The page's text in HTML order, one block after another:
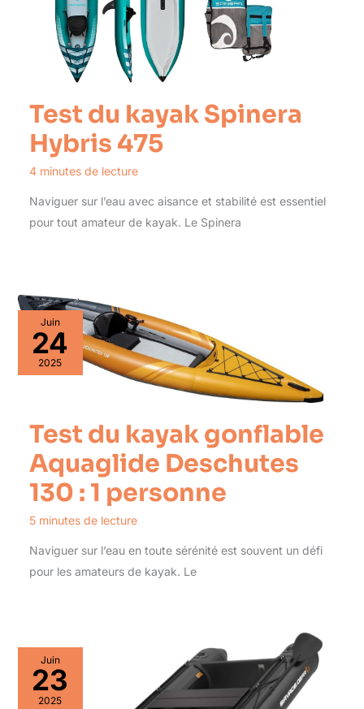
Test du kayak Spinera
Hybris 475
4 minutes de lecture
Naviguer sur l’eau avec aisance et stabilité est essentiel
pour tout amateur de kayak. Le Spinera
Juin
24
2025
Test du kayak gonflable
Aquaglide Deschutes
130 : 1 personne
5 minutes de lecture
Naviguer sur l’eau en toute sérénité est souvent un défi
pour les amateurs de kayak. Le
Juin
23
2025